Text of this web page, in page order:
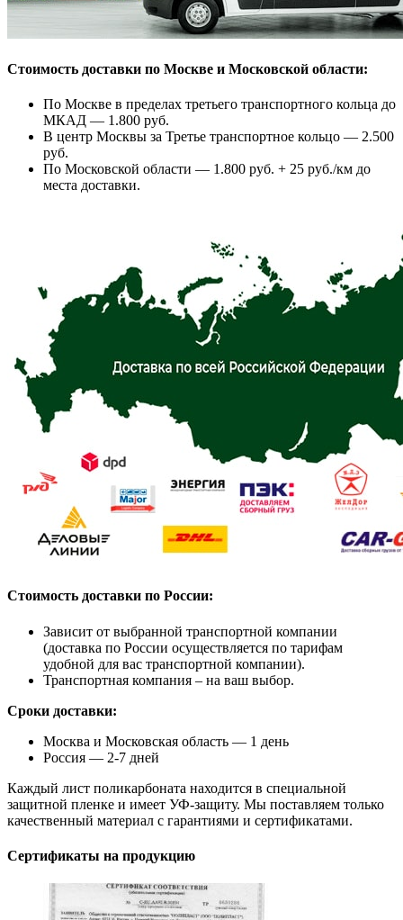
Стоимость доставки по Москве и Московской области:
По Москве в пределах третьего транспортного кольца до
МКАД — 1.800 руб.
В центр Москвы за Третье транспортное кольцо — 2.500
руб.
По Московской области — 1.800 руб. + 25 руб./км до
места доставки.
Стоимость доставки по России:
Зависит от выбранной транспортной компании
(доставка по России осуществляется по тарифам
удобной для вас транспортной компании).
Транспортная компания – на ваш выбор.
Сроки доставки:
Москва и Московская область — 1 день
Россия — 2-7 дней
Каждый лист поликарбоната находится в специальной
защитной пленке и имеет УФ-защиту. Мы поставляем только
качественный материал с гарантиями и сертификатами.
Сертификаты на продукцию